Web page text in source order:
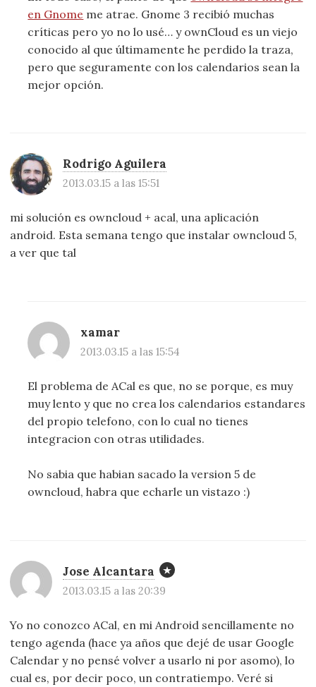
en Gnome me atrae. Gnome 3 recibió muchas
críticas pero yo no lo usé… y ownCloud es un viejo
conocido al que últimamente he perdido la traza,
pero que seguramente con los calendarios sean la
mejor opción.
Rodrigo Aguilera
2013.03.15 a las 15:51
mi solución es owncloud + acal, una aplicación
android. Esta semana tengo que instalar owncloud 5,
a ver que tal
xamar
2013.03.15 a las 15:54
El problema de ACal es que, no se porque, es muy
muy lento y que no crea los calendarios estandares
del propio telefono, con lo cual no tienes
integracion con otras utilidades.
No sabia que habian sacado la version 5 de
owncloud, habra que echarle un vistazo :)
Jose Alcantara
2013.03.15 a las 20:39
Yo no conozco ACal, en mi Android sencillamente no
tengo agenda (hace ya años que dejé de usar Google
Calendar y no pensé volver a usarlo ni por asomo), lo
cual es, por decir poco, un contratiempo. Veré si